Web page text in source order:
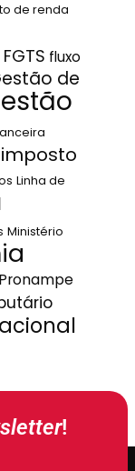
de renda
FGTS fluxo
de
imposto
Linha de
Ministério
Pronampe
!